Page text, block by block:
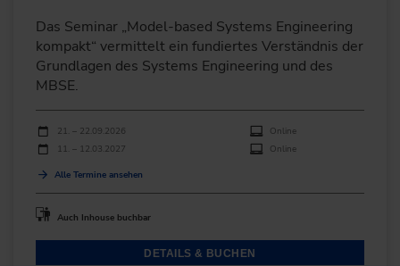
Das Seminar „Model-based Systems Engineering
kompakt“ vermittelt ein fundiertes Verständnis der
Grundlagen des Systems Engineering und des
MBSE.
Durchführungen
Veranstaltungsdatum
21. – 22.09.2026
Online
11. – 12.03.2027
Online
Alle Termine ansehen
Auch Inhouse buchbar
DETAILS & BUCHEN